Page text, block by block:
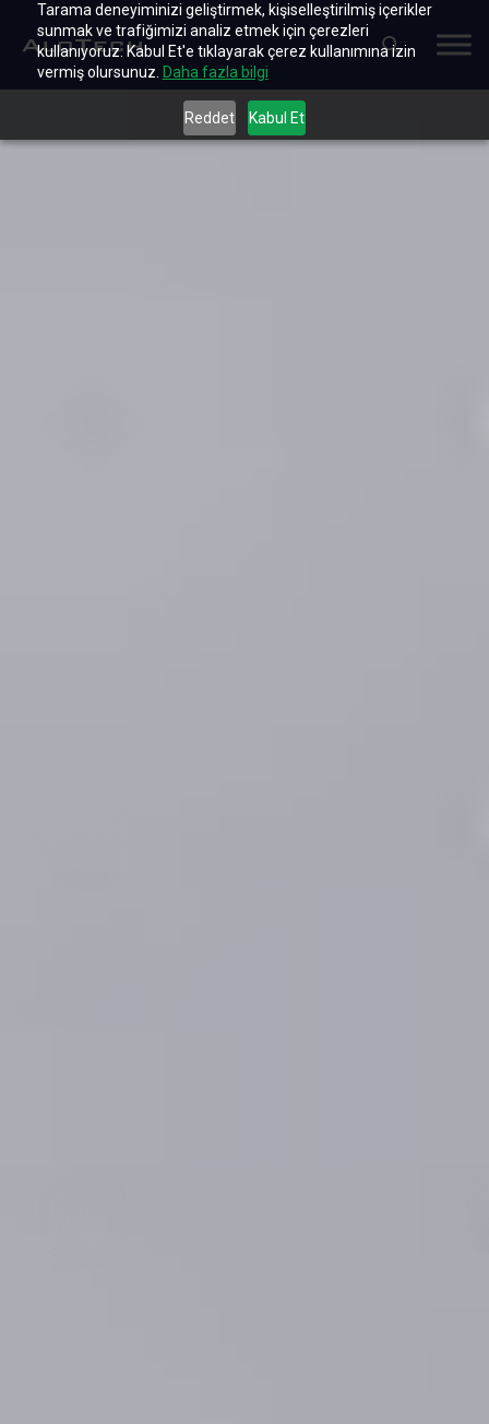
Tarama deneyiminizi geliştirmek, kişiselleştirilmiş içerikler
sunmak ve trafiğimizi analiz etmek için çerezleri
kullanıyoruz. Kabul Et'e tıklayarak çerez kullanımına izin
vermiş olursunuz. Daha fazla bilgi
Reddet Kabul Et